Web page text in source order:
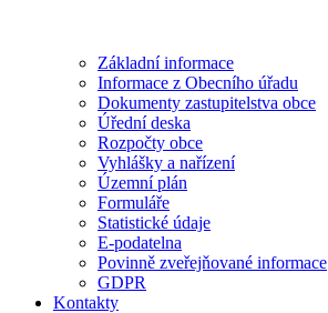
Základní informace
Informace z Obecního úřadu
Dokumenty zastupitelstva obce
Úřední deska
Rozpočty obce
Vyhlášky a nařízení
Územní plán
Formuláře
Statistické údaje
E-podatelna
Povinně zveřejňované informace
GDPR
Kontakty